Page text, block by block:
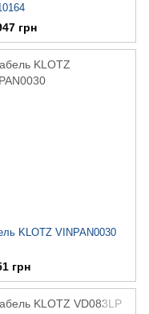
грн
KLOTZ VINPAN0030
грн